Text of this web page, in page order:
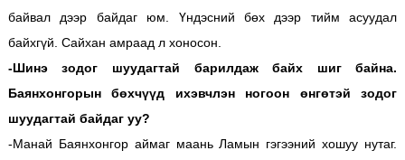
байвал дээр байдаг юм. Үндэсний бөх дээр тийм асуудал
байхгүй. Сайхан амраад л хоносон.
-Шинэ зодог шуудагтай барилдаж байх шиг байна.
Баянхонгорын бөхчүүд ихэвчлэн ногоон өнгөтэй зодог
шуудагтай байдаг уу?
-Манай Баянхонгор аймаг маань Ламын гэгээний хошуу нутаг.